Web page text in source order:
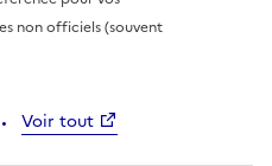
non officiels (souvent
Voir tout